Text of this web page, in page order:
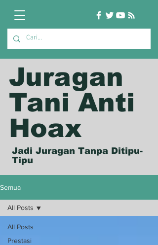
Juragan
Tani Anti
Hoax
Jadi Juragan Tanpa Ditipu-
Tipu
Semua
All Posts
Prestasi
All Posts